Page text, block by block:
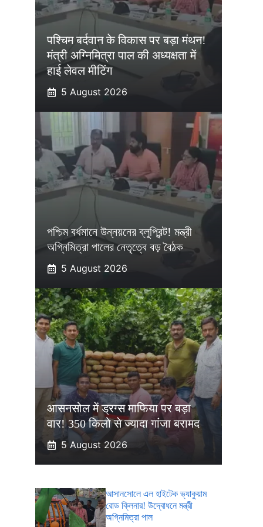
पश्चिम बर्दवान के विकास पर बड़ा मंथन!
मंत्री अग्निमित्रा पाल की अध्यक्षता में
हाई लेवल मीटिंग
5 August 2026
পশ্চিম বর্ধমানে উন্নয়নের ব্লুপ্রিন্ট! মন্ত্রী
অগ্নিমিত্রা পালের নেতৃত্বে বড় বৈঠক
5 August 2026
आसनसोल में ड्रग्स माफिया पर बड़ा
वार! 350 किलो से ज्यादा गांजा बरामद
5 August 2026
আসানসোলে এল হাইটেক ভ্যাকুয়াম
রোড ক্লিনার! উদ্বোধনে মন্ত্রী
অগ্নিমিত্রা পাল